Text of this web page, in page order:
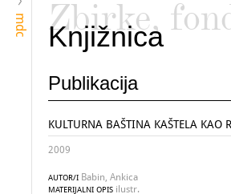
mdc
Zbirke,
Knjižnica
Publikacija
KULTURNA BAŠTINA KAŠTELA KAO
2009
AUTOR/I Babin, Ankica
MATERIJALNI OPIS ilustr.